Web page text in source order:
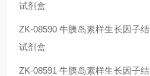
试剂盒
ZK-08590 牛胰岛素样生长因子
试剂盒
ZK-08591 牛胰岛素样生长因子